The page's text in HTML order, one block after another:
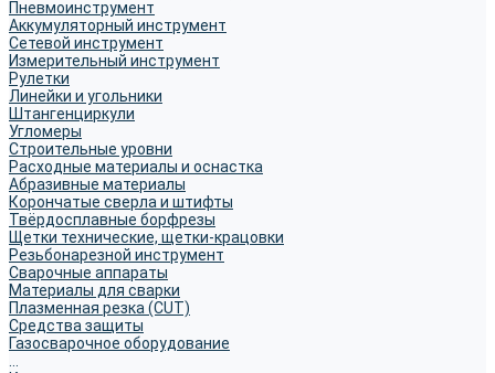
Пневмоинструмент
Аккумуляторный инструмент
Сетевой инструмент
Измерительный инструмент
Рулетки
Линейки и угольники
Штангенциркули
Угломеры
Строительные уровни
Расходные материалы и оснастка
Абразивные материалы
Корончатые сверла и штифты
Твёрдосплавные борфрезы
Щетки технические, щетки-крацовки
Резьбонарезной инструмент
Сварочные аппараты
Материалы для сварки
Плазменная резка (CUT)
Средства защиты
Газосварочное оборудование